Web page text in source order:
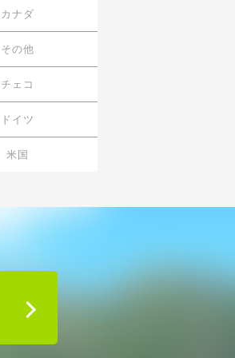
カナダ
その他
チェコ
ドイツ
米国